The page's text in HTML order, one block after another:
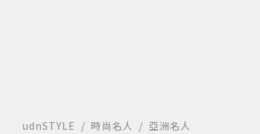
udnSTYLE 時尚名人 亞洲名人